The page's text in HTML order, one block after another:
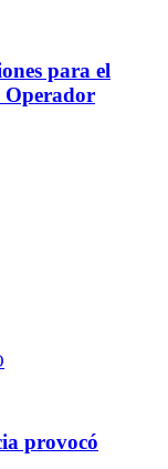
para el
Operador
provocó